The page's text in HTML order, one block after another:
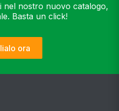
nel nostro nuovo catalogo,
Basta un click!
ora